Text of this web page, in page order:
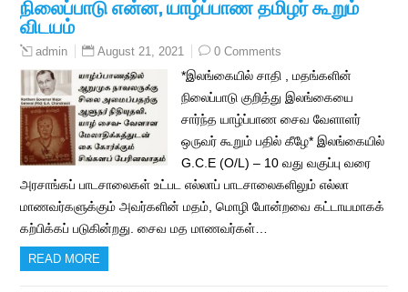
நிலைப்பாடு என்ன, யாழ்ப்பாண தமிழர் கூறும்
விடயம்
admin August 21, 2021 0 Comments
*இலங்கையில் சாதி , மதங்களின்
நிலைப்பாடு குறித்து இலங்கையை
சார்ந்த யாழ்ப்பாண சைவ வேளாளர்
ஒருவர் கூறும் பதில் கீழே* இலங்கையில்
G.C.E (O/L) – 10 வது வகுப்பு வரை
அரசாங்கப் பாடசாலைகள் உட்பட எல்லாப் பாடசாலைகளிலும் எல்லா
மாணவர்களுக்கும் அவர்களின் மதம், மொழி போன்றவை கட்டாயமாகக்
கற்பிக்கப் படுகின்றது. சைவ மத மாணவர்கள்…
READ MORE